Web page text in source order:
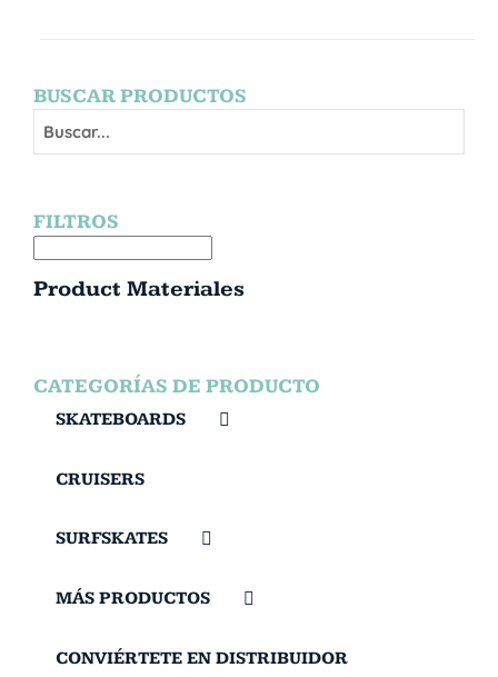
BUSCAR PRODUCTOS
FILTROS
Product Materiales
CATEGORÍAS DE PRODUCTO
SKATEBOARDS
CRUISERS
SURFSKATES
MÁS PRODUCTOS
CONVIÉRTETE EN DISTRIBUIDOR